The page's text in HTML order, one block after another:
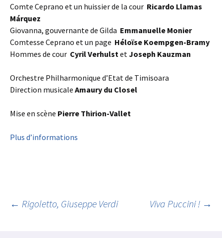
Comte Ceprano et un huissier de la cour Ricardo Llamas
Márquez
Giovanna, gouvernante de Gilda Emmanuelle Monier
Comtesse Ceprano et un page Héloïse Koempgen-Bramy
Hommes de cour Cyril VerhulstetJoseph Kauzman
Orchestre Philharmonique d’Etat de Timisoara
Direction musicale Amaury du Closel
Mise en scène Pierre Thirion-Vallet
Plus d’informations
Navigation
← Rigoletto, Giuseppe Verdi Viva Puccini ! →